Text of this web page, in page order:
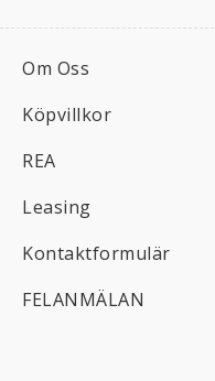
Om Oss
Köpvillkor
REA
Leasing
Kontaktformulär
FELANMÄLAN